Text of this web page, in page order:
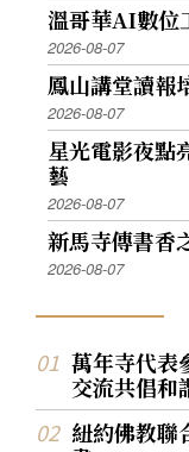
溫哥華AI數
2026-08-07
鳳山講堂讀
2026-08-07
星光電影夜
藝
2026-08-07
新馬寺傳書
2026-08-07
萬年寺代
交流共倡
紐約佛教